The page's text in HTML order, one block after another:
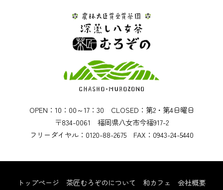
OPEN：10：00～17：30 CLOSED：第2・第4日曜日
〒834-0061 福岡県八女市今福917-2
フリーダイヤル：0120-88-2675 FAX：0943-24-5440
トップページ 茶匠むろぞのについて 和カフェ
会社概要